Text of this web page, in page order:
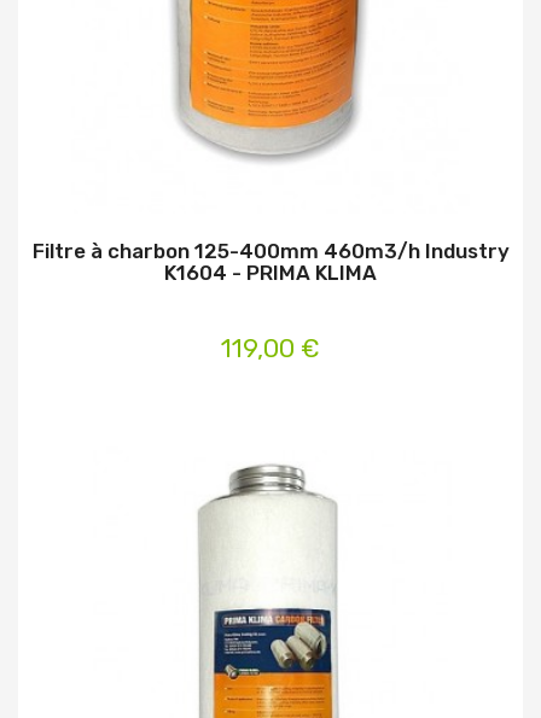
Filtre à charbon 125-400mm 460m3/h Industry
K1604 - PRIMA KLIMA
119,00 €